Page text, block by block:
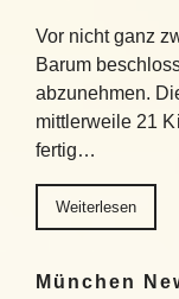
Vor nicht ganz
Barum
abzunehmen.
mittlerweile 21
fertig…
Weiterlesen
München